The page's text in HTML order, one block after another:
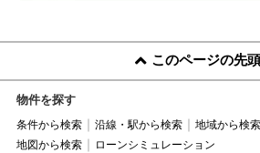
このページの先
物件を探す
条件から検索 沿線・駅から検索 地域から検索
地図から検索
ローンシミュレーション